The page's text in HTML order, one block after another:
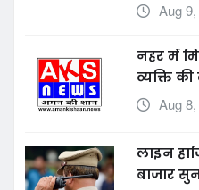
Aug
नहर में
व्यक्ति
Aug
लाइन
बाजार